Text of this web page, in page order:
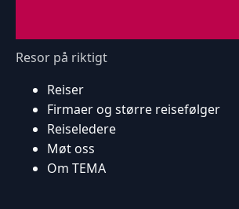
Resor på riktigt
Reiser
Firmaer og større reisefølger
Reiseledere
Møt oss
Om TEMA